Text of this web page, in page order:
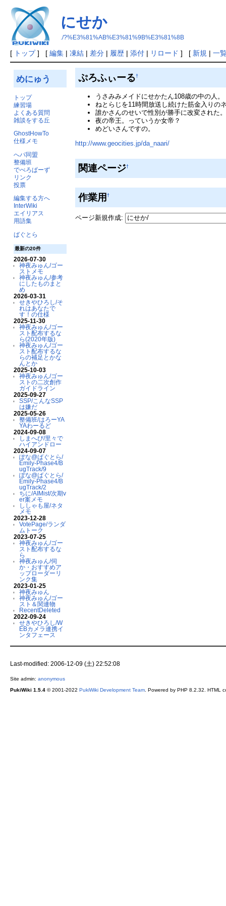
にせか
./?%E3%81%AB%E3%81%9B%E3%81%8B
[ トップ] [ 編集| 凍結| 差分| 履歴| 添付| リロード ] [ 新規 | 一
めにゅう
トップ
練習場
よくある質問
雑談をする丘
GhostHowTo
仕様メモ
へパ同盟
整備班
でべろぱーず
リンク
投票
編集する方へ
InterWiki
エイリアス
用語集
ばぐとら
最新の20件
2026-07-30
神夜みゅん/ゴー
ストメモ
神夜みゅん/参考
にしたものまと
め
2026-03-31
せきやひろし/そ
れはあなたで
す！の仕様
2025-11-30
神夜みゅん/ゴー
スト配布するな
ら(2020年版)
神夜みゅん/ゴー
スト配布するな
らの補足とかな
んとか
2025-10-03
神夜みゅん/ゴー
ストの二次創作
ガイドライン
2025-09-27
SSP/こんなSSP
は嫌だ
2025-05-26
整備班/はろーYA
YAわーるど
2024-09-08
しまへび/里々で
ハイアンドロー
2024-09-07
ぽな@ばぐとら/
Emily-Phase4/B
ugTrack/9
ぽな@ばぐとら/
Emily-Phase4/B
ugTrack/2
ちに/AIMist/次期v
er案メモ
ししゃも屋/ネタ
メモ
2023-12-28
VotePage/ランダ
ムトーク
2023-07-25
神夜みゅん/ゴー
スト配布するな
ら
神夜みゅん/伺
か・おすすめア
ップローダーリ
ンク集
2023-01-25
神夜みゅん
神夜みゅん/ゴー
スト＆関連物
RecentDeleted
2022-09-24
せきやひろし/W
EBカメラ連携イ
ンタフェース
ぷろふぃーる†
うさみみメイドにせかたん108歳の中の人。
ねとらじを11時間放送し続けた筋金入りの
誰かさんのせいで性別が勝手に改変された
夜の帝王。っていうか女帝？
めどいさんですの。
http://www.geocities.jp/da_naari/
関連ページ†
作業用 †
ページ新規作成:
Last-modified: 2006-12-09 (土) 22:52:08
Site admin: anonymous
PukiWiki 1.5.4© 2001-2022 PukiWiki Development Team. Powered by PHP 8.2.32. HTML